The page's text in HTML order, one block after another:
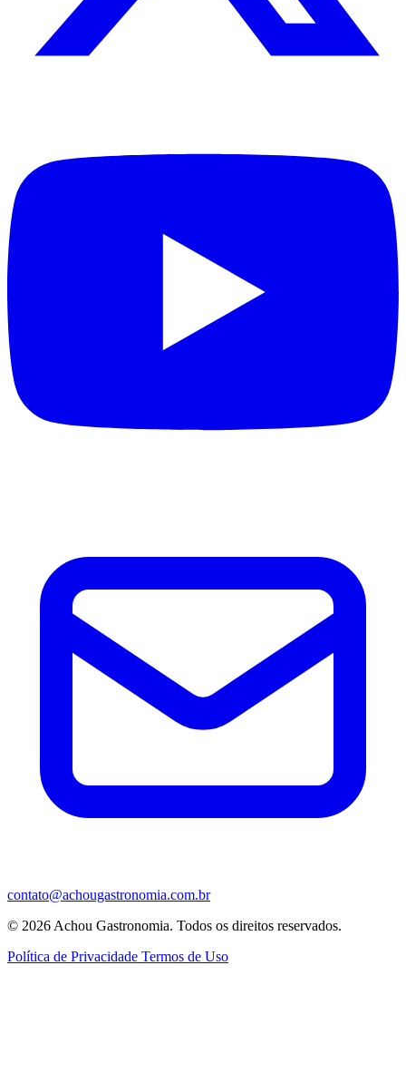
contato@achougastronomia.com.br
© 2026 Achou Gastronomia. Todos os direitos reservados.
Política de Privacidade Termos de Uso